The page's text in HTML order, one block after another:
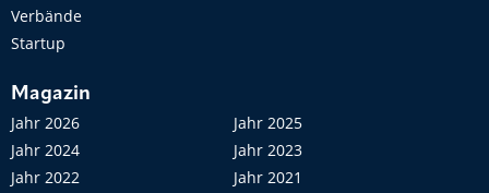
Verbände
Startup
Magazin
Jahr 2026
Jahr 2025
Jahr 2024
Jahr 2023
Jahr 2022
Jahr 2021